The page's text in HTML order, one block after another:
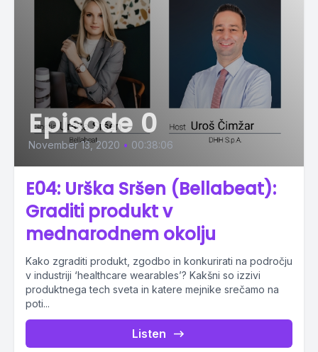
Episode 0
November 13, 2020 • 00:38:06
E04: Urška Sršen (Bellabeat):
Graditi produkt v
mednarodnem okolju
Kako zgraditi produkt, zgodbo in konkurirati na področju
v industriji ‘healthcare wearables’? Kakšni so izzivi
produktnega tech sveta in katere mejnike srečamo na
poti...
Listen